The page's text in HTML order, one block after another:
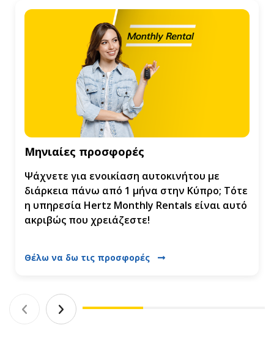
Μηνιαίες προσφορές
Ψάχνετε για ενοικίαση αυτοκινήτου με
διάρκεια πάνω από 1 μήνα στην Κύπρο; Τότε
η υπηρεσία Hertz Monthly Rentals είναι αυτό
ακριβώς που χρειάζεστε!
Θέλω να δω τις προσφορές